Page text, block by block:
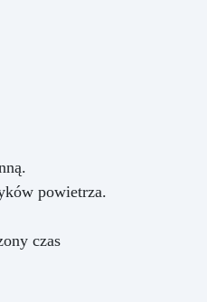
powietrza.
czas